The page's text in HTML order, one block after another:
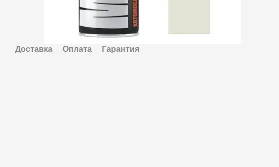
Доставка Оплата Гарантия